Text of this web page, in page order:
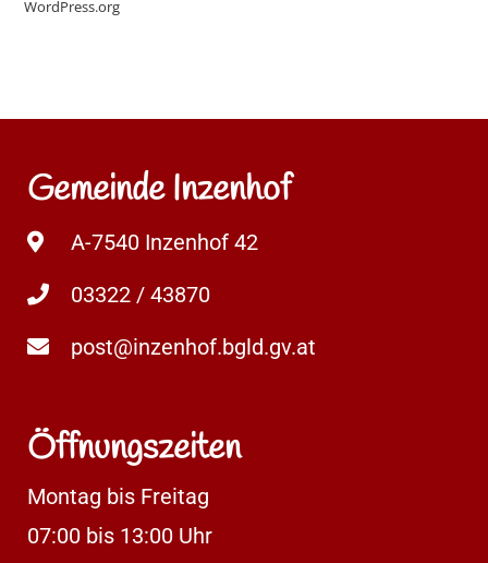
WordPress.org
Gemeinde Inzenhof
A-7540 Inzenhof 42
03322 / 43870
post@inzenhof.bgld.gv.at
Öffnungszeiten
Montag bis Freitag
07:00 bis 13:00 Uhr